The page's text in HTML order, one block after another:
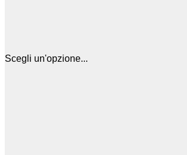
Scegli un'opzione...